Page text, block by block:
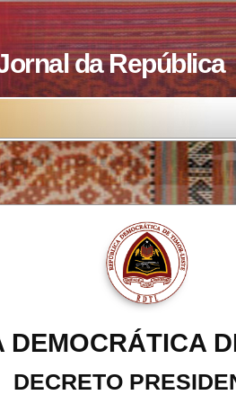
da República
DEMOCRÁTICA
DECRETO